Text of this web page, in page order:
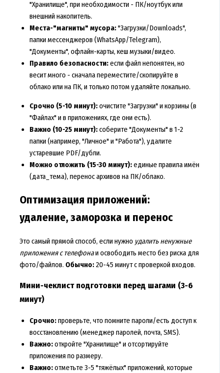
"Хранилище", при необходимости - ПК/ноутбук или
внешний накопитель.
Места-"магниты" мусора:"Загрузки/Downloads",
папки мессенджеров (WhatsApp/Telegram),
"Документы", офлайн-карты, кеш музыки/видео.
Правило безопасности:если файл непонятен, но
весит много - сначала переместите/скопируйте в
облако или на ПК, и только потом удаляйте локально.
Срочно (5-10 минут):очистите "Загрузки" и корзины (в
"Файлах" и в приложениях, где они есть).
Важно (10-25 минут):соберите "Документы" в 1-2
папки (например, "Личное" и "Работа"), удалите
устаревшие PDF/дубли.
Можно отложить (15-30 минут):единые правила имён
(дата_тема), перенос архивов на ПК/облако.
Оптимизация приложений:
удаление, заморозка и перенос
Это самый прямой способ, если нужно удалить ненужные
приложения с телефонаи освободить место без риска для
фото/файлов. Обычно:20-45 минут с проверкой входов.
Мини-чеклист подготовки перед шагами (3-6
минут)
Срочно:проверьте, что помните пароли/есть доступ к
восстановлению (менеджер паролей, почта, SMS).
Важно:откройте "Хранилище" и отсортируйте
приложения по размеру.
Важно:отметьте 3-5 "тяжёлых" приложений, которые